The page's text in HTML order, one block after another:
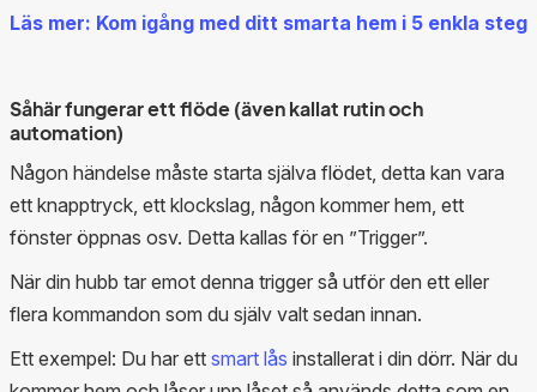
Läs mer: Kom igång med ditt smarta hem i 5 enkla steg
Såhär fungerar ett flöde (även kallat rutin och
automation)
Någon händelse måste starta själva flödet, detta kan vara
ett knapptryck, ett klockslag, någon kommer hem, ett
fönster öppnas osv. Detta kallas för en ”Trigger”.
När din hubb tar emot denna trigger så utför den ett eller
flera kommandon som du själv valt sedan innan.
Ett exempel: Du har ett smart lås installerat i din dörr. När du